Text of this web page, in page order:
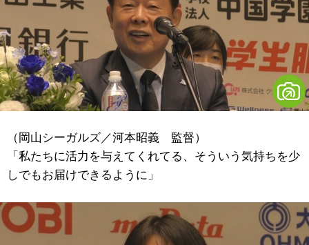
（岡山シーガルズ／河本昭義 監督）
「私たちに活力を与えてくれてる、そういう気持ちを少
しでもお届けできるように」